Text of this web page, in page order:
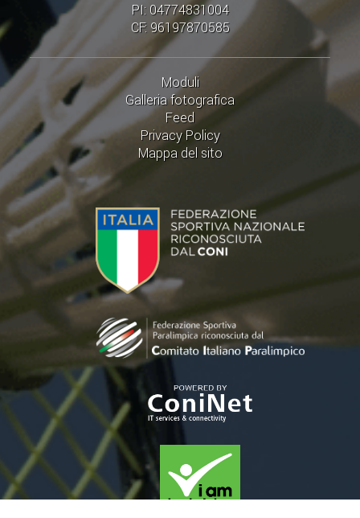
PI: 04774831004
CF: 96197870585
Moduli
Galleria fotografica
Feed
Privacy Policy
Mappa del sito